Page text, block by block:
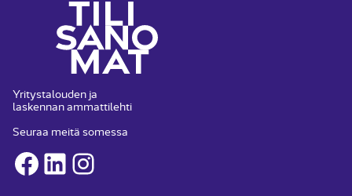
Yritystalouden ja
laskennan ammattilehti
Seuraa meitä somessa
Facebook
LinkedInInstagram